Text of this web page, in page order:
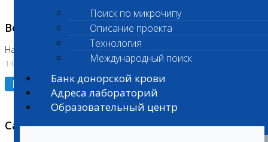
Поиск по микрочипу
Описание проекта
Технология
Международный поиск
Банк донорской крови
Адреса лабораторий
Образовательный центр
Возобновлено выполнение исследования
На Нагорной (Код 157)
14.07.2026
Подробнее
Санитарный день